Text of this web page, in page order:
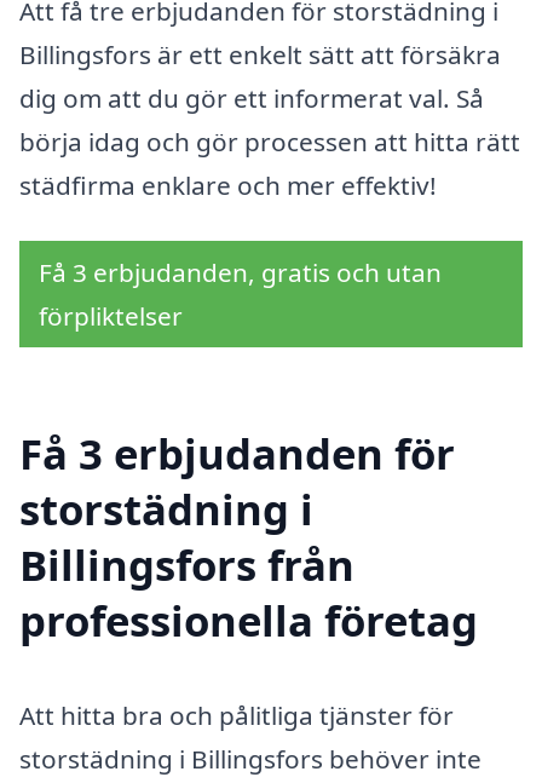
Att få tre erbjudanden för storstädning i
Billingsfors är ett enkelt sätt att försäkra
dig om att du gör ett informerat val. Så
börja idag och gör processen att hitta rätt
städfirma enklare och mer effektiv!
Få 3 erbjudanden, gratis och utan
förpliktelser
Få 3 erbjudanden för
storstädning i
Billingsfors från
professionella företag
Att hitta bra och pålitliga tjänster för
storstädning i Billingsfors behöver inte